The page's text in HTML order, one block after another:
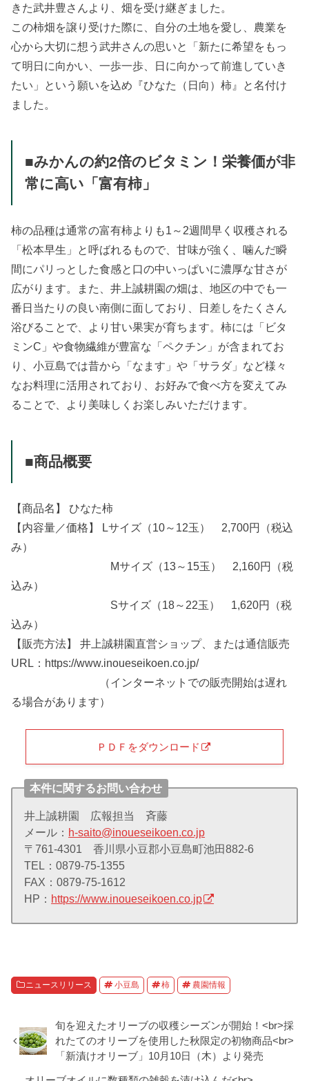
きた武井豊さんより、畑を受け継ぎました。
この柿畑を譲り受けた際に、自分の土地を愛し、農業を
心から大切に想う武井さんの思いと「新たに希望をもっ
て明日に向かい、一歩一歩、日に向かって前進していき
たい」という願いを込め『ひなた（日向）柿』と名付け
ました。
■みかんの約2倍のビタミン！栄養価が非
常に高い「富有柿」
柿の品種は通常の富有柿よりも1～2週間早く収穫される
「松本早生」と呼ばれるもので、甘味が強く、噛んだ瞬
間にパリっとした食感と口の中いっぱいに濃厚な甘さが
広がります。また、井上誠耕園の畑は、地区の中でも一
番日当たりの良い南側に面しており、日差しをたくさん
浴びることで、より甘い果実が育ちます。柿には「ビタ
ミンC」や食物繊維が豊富な「ペクチン」が含まれてお
り、小豆島では昔から「なます」や「サラダ」など様々
なお料理に活用されており、お好みで食べ方を変えてみ
ることで、より美味しくお楽しみいただけます。
■商品概要
【商品名】 ひなた柿
【内容量／価格】 Lサイズ（10～12玉） 2,700円（税込
み）
Mサイズ（13～15玉） 2,160円（税
込み）
Sサイズ（18～22玉） 1,620円（税
込み）
【販売方法】 井上誠耕園直営ショップ、または通信販売
URL：https://www.inoueseikoen.co.jp/
（インターネットでの販売開始は遅れ
る場合があります）
ＰＤＦをダウンロード
本件に関するお問い合わせ
井上誠耕園 広報担当 斉藤
メール： h-saito@inoueseikoen.co.jp
〒761-4301 香川県小豆郡小豆島町池田882-6
TEL：0879-75-1355
FAX：0879-75-1612
HP： https://www.inoueseikoen.co.jp
ニュースリリース 小豆島 柿 農園情報
旬を迎えたオリーブの収穫シーズンが開始！<br>採
れたてのオリーブを使用した秋限定の初物商品<br>
「新漬けオリーブ」10月10日（木）より発売